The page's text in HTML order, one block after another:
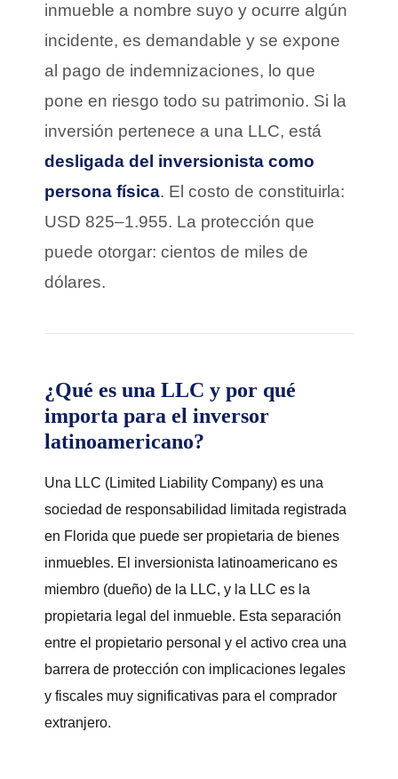
inmueble a nombre suyo y ocurre algún
incidente, es demandable y se expone
al pago de indemnizaciones, lo que
pone en riesgo todo su patrimonio. Si la
inversión pertenece a una LLC, está
desligada del inversionista como
persona física. El costo de constituirla:
USD 825–1.955. La protección que
puede otorgar: cientos de miles de
dólares.
¿Qué es una LLC y por qué
importa para el inversor
latinoamericano?
Una LLC (Limited Liability Company) es una
sociedad de responsabilidad limitada registrada
en Florida que puede ser propietaria de bienes
inmuebles. El inversionista latinoamericano es
miembro (dueño) de la LLC, y la LLC es la
propietaria legal del inmueble. Esta separación
entre el propietario personal y el activo crea una
barrera de protección con implicaciones legales
y fiscales muy significativas para el comprador
extranjero.